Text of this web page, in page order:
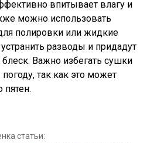
впитывает влагу и
можно использовать
полировки или жидкие
разводы и придадут
Важно избегать сушки
так как это может
пятен.
статьи: